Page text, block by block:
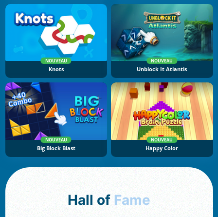
NOUVEAU
Knots
NOUVEAU
Unblock It Atlantis
NOUVEAU
Big Block Blast
NOUVEAU
Happy Color
Hall of Fame